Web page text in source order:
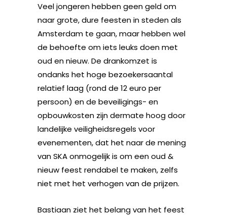
Veel jongeren hebben geen geld om
naar grote, dure feesten in steden als
Amsterdam te gaan, maar hebben wel
de behoefte om iets leuks doen met
oud en nieuw. De drankomzet is
ondanks het hoge bezoekersaantal
relatief laag (rond de 12 euro per
persoon) en de beveiligings- en
opbouwkosten zijn dermate hoog door
landelijke veiligheidsregels voor
evenementen, dat het naar de mening
van SKA onmogelijk is om een oud &
nieuw feest rendabel te maken, zelfs
niet met het verhogen van de prijzen.
Bastiaan ziet het belang van het feest